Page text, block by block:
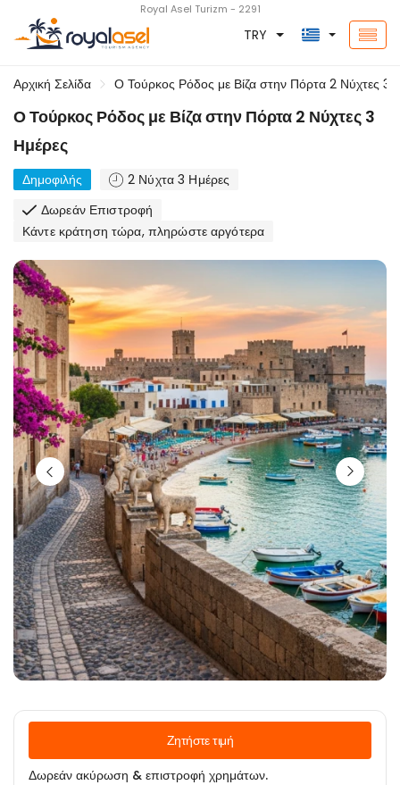
Royal Asel Turizm - 2291
TRY
Αρχική Σελίδα Ο Τούρκος Ρόδος με Βίζα στην Πόρτα 2 Νύχτες 3
Ο Τούρκος Ρόδος με Βίζα στην Πόρτα 2 Νύχτες 3
Ημέρες
Δημοφιλής
2 Νύχτα 3 Ημέρες
Δωρεάν Επιστροφή
Κάντε κράτηση τώρα, πληρώστε αργότερα
Ζητήστε τιμή
Δωρεάν ακύρωση & επιστροφή χρημάτων.